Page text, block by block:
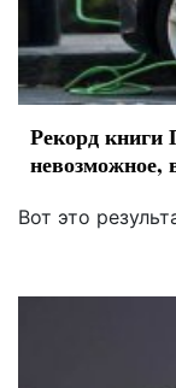
Рекорд книги
невозможное,
Вот это